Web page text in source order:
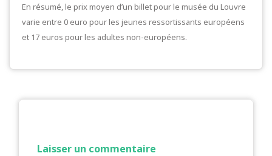
En résumé, le prix moyen d’un billet pour le musée du Louvre
varie entre 0 euro pour les jeunes ressortissants européens
et 17 euros pour les adultes non-européens.
Laisser un commentaire